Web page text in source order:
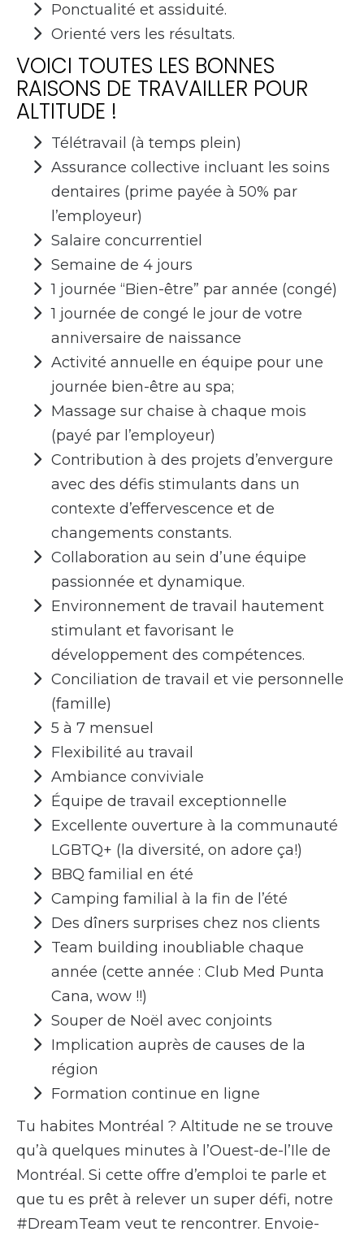
Ponctualité et assiduité.
Orienté vers les résultats.
VOICI TOUTES LES BONNES
RAISONS DE TRAVAILLER POUR
ALTITUDE !
Télétravail (à temps plein)
Assurance collective incluant les soins
dentaires (prime payée à 50% par
l’employeur)
Salaire concurrentiel
Semaine de 4 jours
1 journée “Bien-être” par année (congé)
1 journée de congé le jour de votre
anniversaire de naissance
Activité annuelle en équipe pour une
journée bien-être au spa;
Massage sur chaise à chaque mois
(payé par l’employeur)
Contribution à des projets d’envergure
avec des défis stimulants dans un
contexte d’effervescence et de
changements constants.
Collaboration au sein d’une équipe
passionnée et dynamique.
Environnement de travail hautement
stimulant et favorisant le
développement des compétences.
Conciliation de travail et vie personnelle
(famille)
5 à 7 mensuel
Flexibilité au travail
Ambiance conviviale
Équipe de travail exceptionnelle
Excellente ouverture à la communauté
LGBTQ+ (la diversité, on adore ça!)
BBQ familial en été
Camping familial à la fin de l’été
Des dîners surprises chez nos clients
Team building inoubliable chaque
année (cette année : Club Med Punta
Cana, wow !!)
Souper de Noël avec conjoints
Implication auprès de causes de la
région
Formation continue en ligne
Tu habites Montréal ? Altitude ne se trouve
qu’à quelques minutes à l’Ouest-de-l’Ile de
Montréal. Si cette offre d’emploi te parle et
que tu es prêt à relever un super défi, notre
#DreamTeam veut te rencontrer. Envoie-